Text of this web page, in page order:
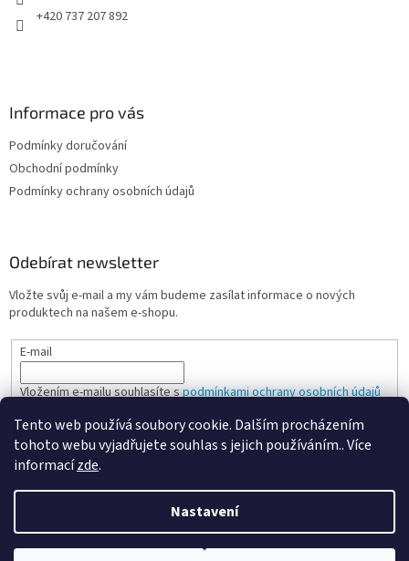
Tento web používá soubory cookie. Dalším procházením
tohoto webu vyjadřujete souhlas s jejich používáním.. Více
informacízde.
Nastavení
+420 737 207 892
Informace pro vás
Podmínky doručování
Obchodní podmínky
Podmínky ochrany osobních údajů
Odebírat newsletter
Vložte svůj e-mail a my vám budeme zasílat informace o nových
produktech na našem e-shopu.
E-mail
Vložením e-mailu souhlasíte spodmínkami ochrany osobních údajů
PŘIHLÁSIT SE
Vytvořil Shoptet